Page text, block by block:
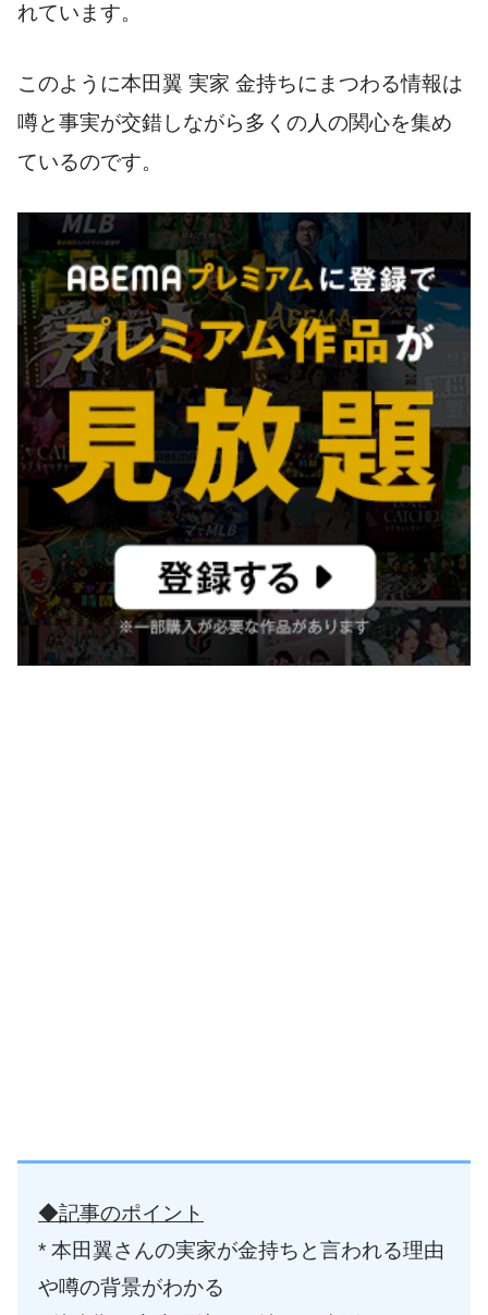
れています。
このように本田翼 実家 金持ちにまつわる情報は
噂と事実が交錯しながら多くの人の関心を集め
ているのです。
◆記事のポイント
* 本田翼さんの実家が金持ちと言われる理由
や噂の背景がわかる